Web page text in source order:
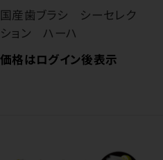
国産歯ブラシ シーセレク
ション ハーハ
価格はログイン後表示